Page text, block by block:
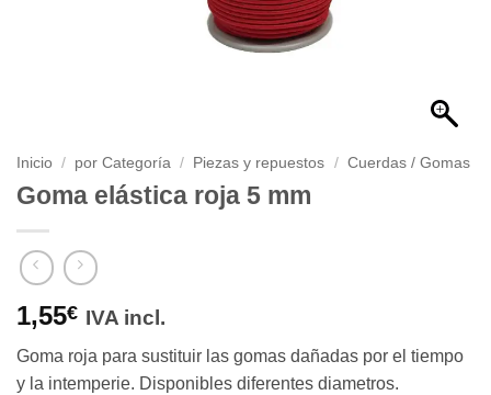
Inicio / por Categoría / Piezas y repuestos / Cuerdas / Gomas
Goma elástica roja 5 mm
1,55€ IVA incl.
Goma roja para sustituir las gomas dañadas por el tiempo
y la intemperie. Disponibles diferentes diametros.